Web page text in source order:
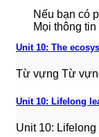
Nếu bạn có
Mọi thông
Unit 10: The
Từ vựng Từ
Unit 10: Lifelong
Unit 10: